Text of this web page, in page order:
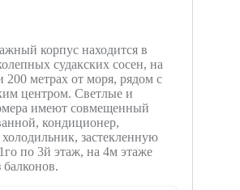
корпус находится в
судакских сосен, на
200 метрах от моря, рядом с
центром. Светлые и
имеют совмещенный
кондиционер,
холодильник, застекленную
по 3й этаж, на 4м этаже
балконов.